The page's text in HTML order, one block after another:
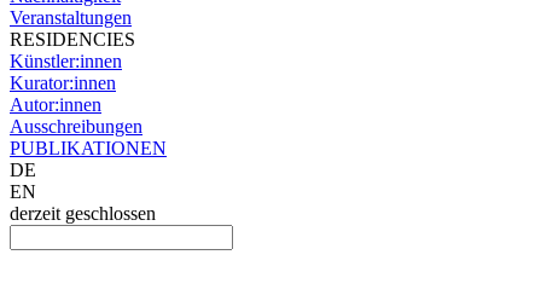
Veranstaltungen
RESIDENCIES
Künstler:innen
Kurator:innen
Autor:innen
Ausschreibungen
PUBLIKATIONEN
DE
EN
derzeit geschlossen